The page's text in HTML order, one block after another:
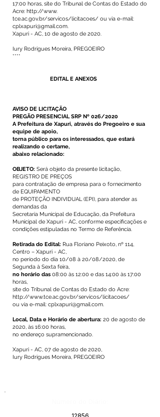
17:00 horas, site do Tribunal de Contas do Estado do
Acre: http://www.
tce.ac.gov.br/servicos/licitacoes/ ou via e-mail:
cplxapuri@gmail.com.
Xapuri - AC, 10 de agosto de 2020.
Iury Rodrigues Moreira, PREGOEIRO
****
EDITAL E ANEXOS
AVISO DE LICITAÇÃO
PREGÃO PRESENCIAL SRP Nº 026/2020
A Prefeitura de Xapuri, através do Pregoeiro e sua
equipe de apoio,
torna público para os interessados, que estará
realizando o certame,
abaixo relacionado:
OBJETO: Será objeto da presente licitação,
REGISTRO DE PREÇOS
para contratação de empresa para o fornecimento
de EQUIPAMENTO
de PROTEÇÃO INDIVIDUAL (EPI), para atender as
demandas da
Secretaria Municipal de Educação, da Prefeitura
Municipal de Xapuri - AC, conforme especificações e
condições estipuladas no Termo de Referência.
Retirada do Edital: Rua Floriano Peixoto, nº 114,
Centro – Xapuri - AC,
no período do dia 10/08 à 20/08/2020, de
Segunda à Sexta feira,
no horário das 08:00 às 12:00 e das 14:00 às 17:00
horas,
site do Tribunal de Contas do Estado do Acre:
http://www.tce.ac.gov.br/servicos/licitacoes/
ou via e-mail: cplxapuri@gmail.com.
Local, Data e Horário de abertura: 20 de agosto de
2020, às 16:00 horas,
no endereço supramencionado.
Xapuri - AC, 07 de agosto de 2020,
Iury Rodrigues Moreira, PREGOEIRO